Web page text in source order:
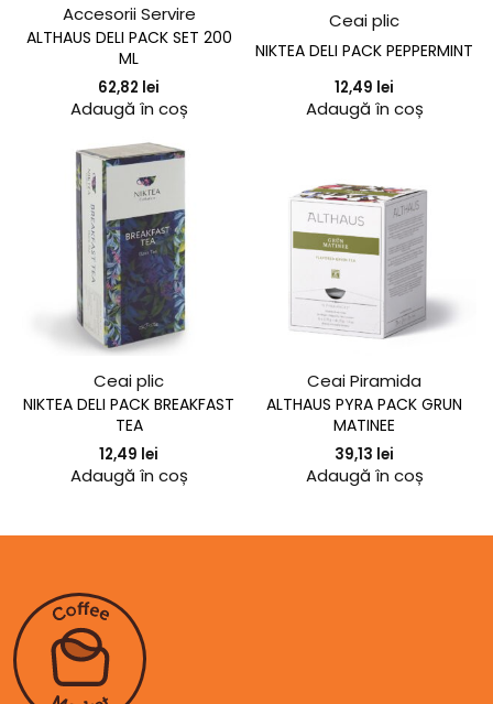
Accesorii Servire
ALTHAUS DELI PACK SET 200
ML
62,82 lei
Adaugă în coș
Ceai plic
NIKTEA DELI PACK PEPPERMINT
12,49 lei
Adaugă în coș
Ceai plic
NIKTEA DELI PACK BREAKFAST
TEA
12,49 lei
Adaugă în coș
Ceai Piramida
ALTHAUS PYRA PACK GRUN
MATINEE
39,13 lei
Adaugă în coș